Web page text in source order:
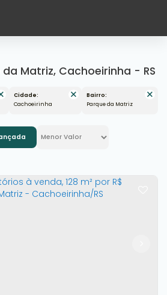
Matriz, Cachoeirinha - RS
Cidade:
Cachoeirinha
Bairro:
Parque da Matriz